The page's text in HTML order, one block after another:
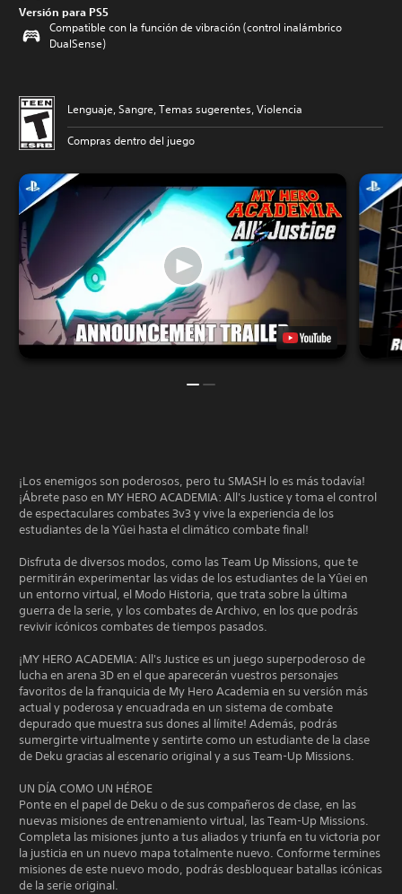
Versión para PS5
Compatible con la función de vibración (control inalámbrico
DualSense)
Lenguaje, Sangre, Temas sugerentes, Violencia
Compras dentro del juego
¡Los enemigos son poderosos, pero tu SMASH lo es más todavía!
¡Ábrete paso en MY HERO ACADEMIA: All's Justice y toma el control
de espectaculares combates 3v3 y vive la experiencia de los
estudiantes de la Yûei hasta el climático combate final!
Disfruta de diversos modos, como las Team Up Missions, que te
permitirán experimentar las vidas de los estudiantes de la Yûei en
un entorno virtual, el Modo Historia, que trata sobre la última
guerra de la serie, y los combates de Archivo, en los que podrás
revivir icónicos combates de tiempos pasados.
¡MY HERO ACADEMIA: All's Justice es un juego superpoderoso de
lucha en arena 3D en el que aparecerán vuestros personajes
favoritos de la franquicia de My Hero Academia en su versión más
actual y poderosa y encuadrada en un sistema de combate
depurado que muestra sus dones al límite! Además, podrás
sumergirte virtualmente y sentirte como un estudiante de la clase
de Deku gracias al escenario original y a sus Team-Up Missions.
UN DÍA COMO UN HÉROE
Ponte en el papel de Deku o de sus compañeros de clase, en las
nuevas misiones de entrenamiento virtual, las Team-Up Missions.
Completa las misiones junto a tus aliados y triunfa en tu victoria por
la justicia en un nuevo mapa totalmente nuevo. Conforme termines
misiones de este nuevo modo, podrás desbloquear batallas icónicas
de la serie original.